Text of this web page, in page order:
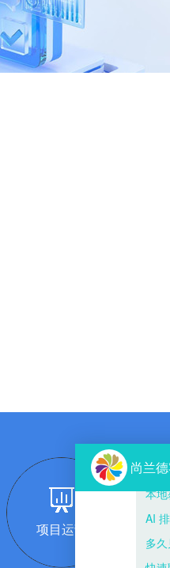
项目运营